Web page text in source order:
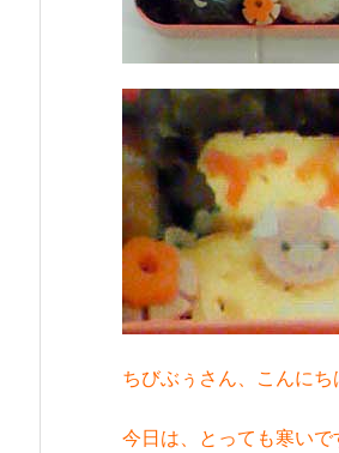
ちびぶぅさん、こんにち
今日は、とっても寒いで